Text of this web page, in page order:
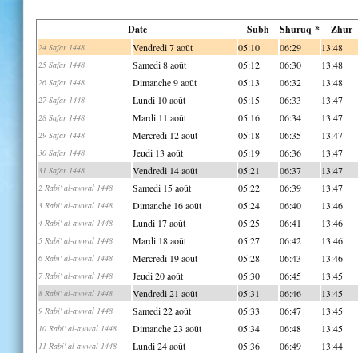
Date Subh Shuruq * Zhur
24 Safar 1448 Vendredi 7 août 05:10 06:29 13:48
25 Safar 1448 Samedi 8 août 05:12 06:30 13:48
26 Safar 1448 Dimanche 9 août 05:13 06:32 13:48
27 Safar 1448 Lundi 10 août 05:15 06:33 13:47
28 Safar 1448 Mardi 11 août 05:16 06:34 13:47
29 Safar 1448 Mercredi 12 août 05:18 06:35 13:47
30 Safar 1448 Jeudi 13 août 05:19 06:36 13:47
31 Safar 1448 Vendredi 14 août 05:21 06:37 13:47
2 Rabi' al-awwal 1448 Samedi 15 août 05:22 06:39 13:47
3 Rabi' al-awwal 1448 Dimanche 16 août 05:24 06:40 13:46
4 Rabi' al-awwal 1448 Lundi 17 août 05:25 06:41 13:46
5 Rabi' al-awwal 1448 Mardi 18 août 05:27 06:42 13:46
6 Rabi' al-awwal 1448 Mercredi 19 août 05:28 06:43 13:46
7 Rabi' al-awwal 1448 Jeudi 20 août 05:30 06:45 13:45
8 Rabi' al-awwal 1448 Vendredi 21 août 05:31 06:46 13:45
9 Rabi' al-awwal 1448 Samedi 22 août 05:33 06:47 13:45
10 Rabi' al-awwal 1448 Dimanche 23 août 05:34 06:48 13:45
11 Rabi' al-awwal 1448 Lundi 24 août 05:36 06:49 13:44